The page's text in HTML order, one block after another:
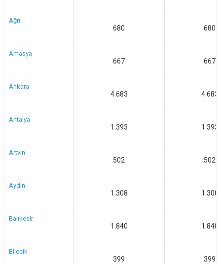
Ağrı
680 680
Amasya
667 667
Ankara
4.683 4.683
Antalya
1.393 1.393
Artvin
502 502
Aydın
1.308 1.308
Balıkesir
1.840 1.840
Bilecik
399 399